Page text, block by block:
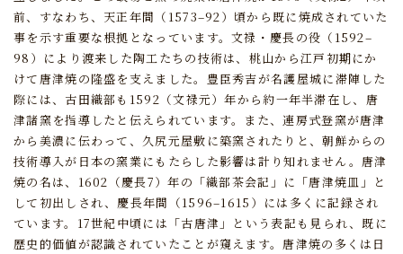
前、 すなわち、天正年間（1573–92）頃から既に焼成されていた
事を示す重要な根拠となっています。文禄・慶長の役（1592–
98）により渡来した陶工たちの技術は、 桃山から江戸初期にか
けて唐津焼の隆盛を支えました。 豊臣秀吉が名護屋城に滞陣した
際には、古田織部も1592（文禄元）年から約一年半滞在し、 唐
津諸窯を指導したと伝えられています。 また、連房式登窯が唐津
から美濃に伝わって、久尻元屋敷に築窯されたりと、朝鮮からの
技術導入が日本の窯業にもたらした影響は計り知れません。 唐津
焼の名は、1602（慶長7）年の「織部茶会記」に「唐津焼皿」と
して初出しされ、 慶長年間（1596–1615）には多くに記録され
ています。 17世紀中頃には「古唐津」という表記も見られ、既に
歴史的価値が認識されていたことが窺えます。 唐津焼の多くは日